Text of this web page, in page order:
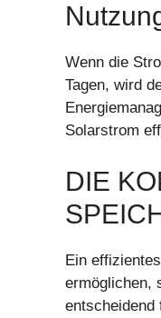
Wenn die
Tagen, wird
Solarstrom
DIE
Ein
ermöglichen,